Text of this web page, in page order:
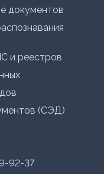
документов
и реестров
(СЭД)
92-37